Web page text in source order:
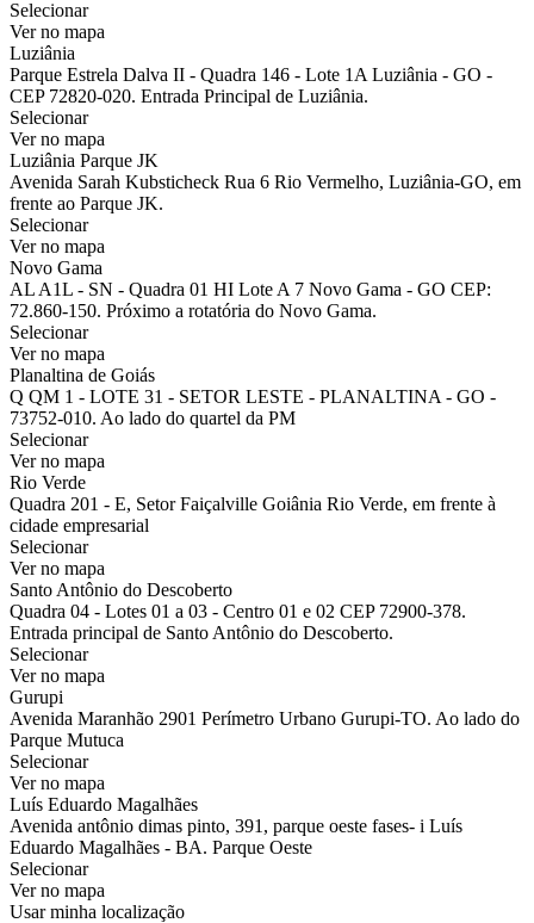
Selecionar
Ver no mapa
Luziânia
Parque Estrela Dalva II - Quadra 146 - Lote 1A Luziânia - GO -
CEP 72820-020. Entrada Principal de Luziânia.
Selecionar
Ver no mapa
Luziânia Parque JK
Avenida Sarah Kubsticheck Rua 6 Rio Vermelho, Luziânia-GO, em
frente ao Parque JK.
Selecionar
Ver no mapa
Novo Gama
AL A1L - SN - Quadra 01 HI Lote A 7 Novo Gama - GO CEP:
72.860-150. Próximo a rotatória do Novo Gama.
Selecionar
Ver no mapa
Planaltina de Goiás
Q QM 1 - LOTE 31 - SETOR LESTE - PLANALTINA - GO -
73752-010. Ao lado do quartel da PM
Selecionar
Ver no mapa
Rio Verde
Quadra 201 - E, Setor Faiçalville Goiânia Rio Verde, em frente à
cidade empresarial
Selecionar
Ver no mapa
Santo Antônio do Descoberto
Quadra 04 - Lotes 01 a 03 - Centro 01 e 02 CEP 72900-378.
Entrada principal de Santo Antônio do Descoberto.
Selecionar
Ver no mapa
Gurupi
Avenida Maranhão 2901 Perímetro Urbano Gurupi-TO. Ao lado do
Parque Mutuca
Selecionar
Ver no mapa
Luís Eduardo Magalhães
Avenida antônio dimas pinto, 391, parque oeste fases- i Luís
Eduardo Magalhães - BA. Parque Oeste
Selecionar
Ver no mapa
Usar minha localização